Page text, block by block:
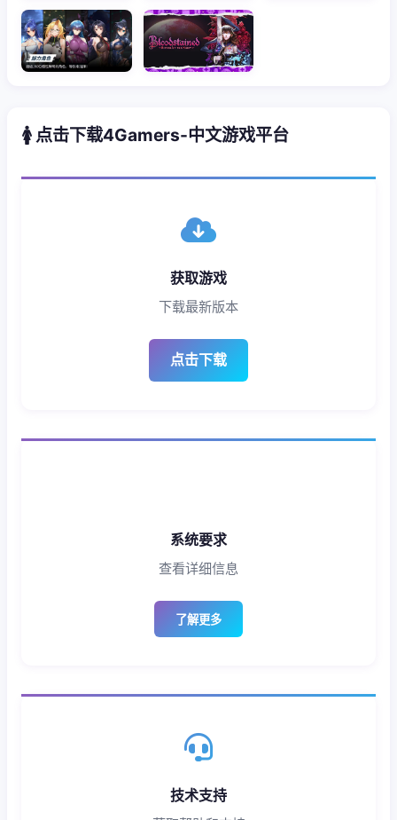
🚺 点击下载4Gamers-中文游戏平台
获取游戏
下载最新版本
点击下载
系统要求
查看详细信息
了解更多
技术支持